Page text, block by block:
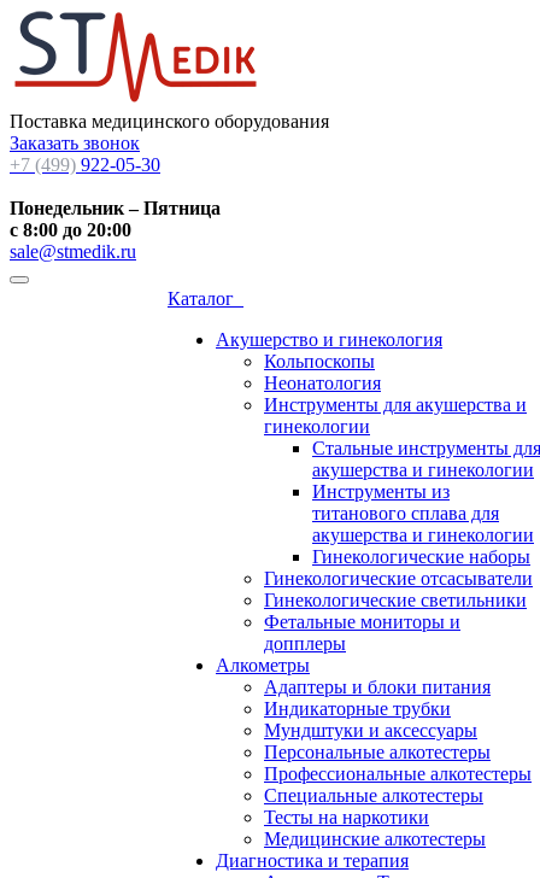
Поставка медицинского оборудования
Заказать звонок
+7 (499) 922-05-30
Понедельник – Пятница
с 8:00 до 20:00
sale@stmedik.ru
Каталог
Акушерство и гинекология
Кольпоскопы
Неонатология
Инструменты для акушерства и
гинекологии
Стальные инструменты для
акушерства и гинекологии
Инструменты из
титанового сплава для
акушерства и гинекологии
Гинекологические наборы
Гинекологические отсасыватели
Гинекологические светильники
Фетальные мониторы и
допплеры
Алкометры
Адаптеры и блоки питания
Индикаторные трубки
Мундштуки и аксессуары
Персональные алкотестеры
Профессиональные алкотестеры
Специальные алкотестеры
Тесты на наркотики
Медицинские алкотестеры
Диагностика и терапия